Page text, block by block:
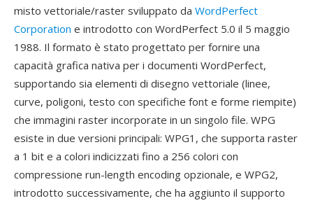
misto vettoriale/raster sviluppato da WordPerfect
Corporation e introdotto con WordPerfect 5.0 il 5 maggio
1988. Il formato è stato progettato per fornire una
capacità grafica nativa per i documenti WordPerfect,
supportando sia elementi di disegno vettoriale (linee,
curve, poligoni, testo con specifiche font e forme riempite)
che immagini raster incorporate in un singolo file. WPG
esiste in due versioni principali: WPG1, che supporta raster
a 1 bit e a colori indicizzati fino a 256 colori con
compressione run-length encoding opzionale, e WPG2,
introdotto successivamente, che ha aggiunto il supporto